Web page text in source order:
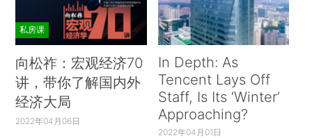
私房课
向松祚：宏观经济70
讲，带你了解国内外
经济大局
2022年04月06日
In Depth: As
Tencent Lays Off
Staff, Is Its ‘Winter’
Approaching?
2022年04月01日